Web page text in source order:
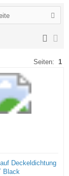
Seiten: 1
Deckeldichtung
Black